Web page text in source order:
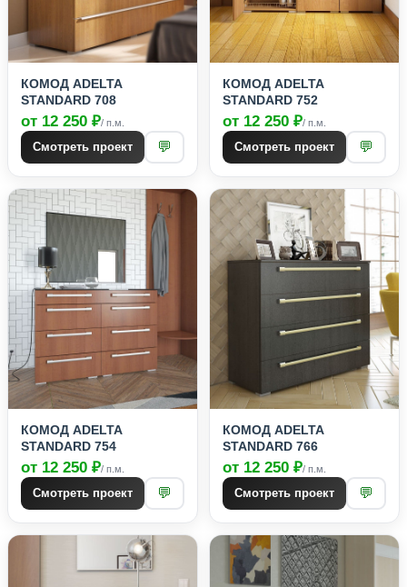
КОМОД ADELTA
STANDARD 708
от 12 250 ₽/ п.м.
Смотреть проект 💬
КОМОД ADELTA
STANDARD 752
от 12 250 ₽/ п.м.
Смотреть проект 💬
КОМОД ADELTA
STANDARD 754
от 12 250 ₽/ п.м.
Смотреть проект 💬
КОМОД ADELTA
STANDARD 766
от 12 250 ₽/ п.м.
Смотреть проект 💬